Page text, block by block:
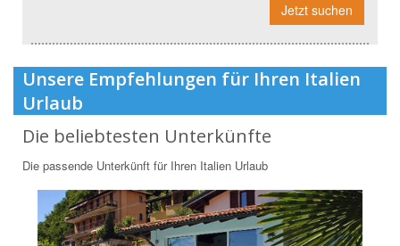
Jetzt suchen
Unsere Empfehlungen für Ihren Italien
Urlaub
Die beliebtesten Unterkünfte
Die passende Unterkünft für Ihren Italien Urlaub